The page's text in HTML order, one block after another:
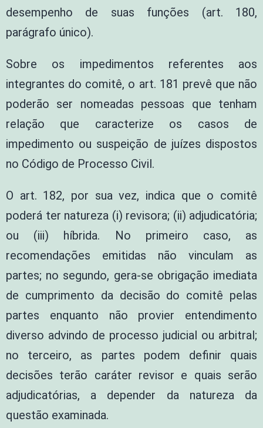
desempenho de suas funções (art. 180,
parágrafo único).
Sobre os impedimentos referentes aos
integrantes do comitê, o art. 181 prevê que não
poderão ser nomeadas pessoas que tenham
relação que caracterize os casos de
impedimento ou suspeição de juízes dispostos
no Código de Processo Civil.
O art. 182, por sua vez, indica que o comitê
poderá ter natureza (i) revisora; (ii) adjudicatória;
ou (iii) híbrida. No primeiro caso, as
recomendações emitidas não vinculam as
partes; no segundo, gera-se obrigação imediata
de cumprimento da decisão do comitê pelas
partes enquanto não provier entendimento
diverso advindo de processo judicial ou arbitral;
no terceiro, as partes podem definir quais
decisões terão caráter revisor e quais serão
adjudicatórias, a depender da natureza da
questão examinada.